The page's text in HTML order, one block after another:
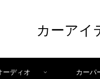
カーアイ
ーディオ カーパ